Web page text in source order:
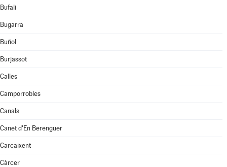
Bufali
Bugarra
Buñol
Burjassot
Calles
Camporrobles
Canals
Canet d'En Berenguer
Carcaixent
Càrcer